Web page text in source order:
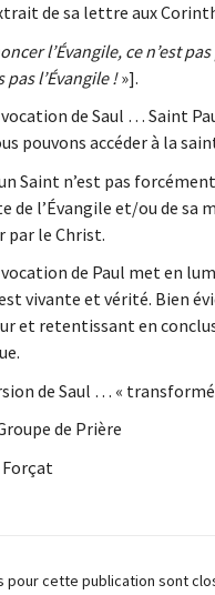
de sa lettre aux
l’Évangile, ce n’est
pas l’Évangile !»].
de Saul … Saint
pouvons accéder à la
Saint n’est pas forcément
de l’Évangile et/ou de sa
par le Christ.
de Paul met en
vivante et vérité. Bien
et retentissant en
de Saul … «
de Prière
pour cette publication sont